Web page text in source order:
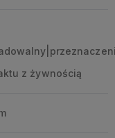
z żywnością